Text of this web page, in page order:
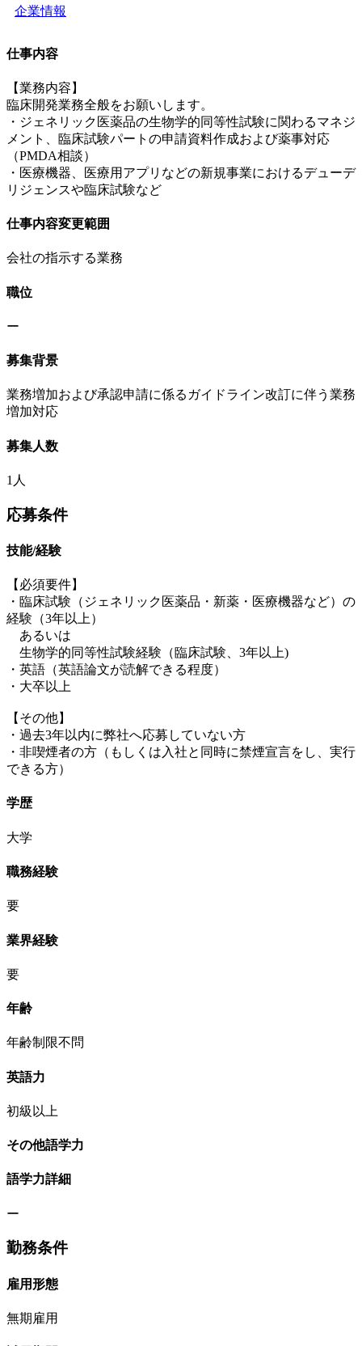
企業情報
仕事内容
【業務内容】
臨床開発業務全般をお願いします。
・ジェネリック医薬品の生物学的同等性試験に関わるマネジ
メント、臨床試験パートの申請資料作成および薬事対応
（PMDA相談）
・医療機器、医療用アプリなどの新規事業におけるデューデ
リジェンスや臨床試験など
仕事内容変更範囲
会社の指示する業務
職位
ー
募集背景
業務増加および承認申請に係るガイドライン改訂に伴う業務
増加対応
募集人数
1人
応募条件
技能/経験
【必須要件】
・臨床試験（ジェネリック医薬品・新薬・医療機器など）の
経験（3年以上）
あるいは
生物学的同等性試験経験（臨床試験、3年以上)
・英語（英語論文が読解できる程度）
・大卒以上
【その他】
・過去3年以内に弊社へ応募していない方
・非喫煙者の方（もしくは入社と同時に禁煙宣言をし、実行
できる方）
学歴
大学
職務経験
要
業界経験
要
年齢
年齢制限不問
英語力
初級以上
その他語学力
語学力詳細
ー
勤務条件
雇用形態
無期雇用